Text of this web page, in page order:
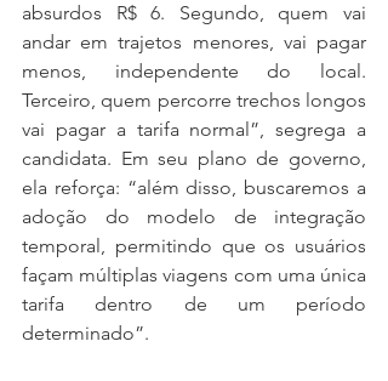
absurdos R$ 6. Segundo, quem vai
andar em trajetos menores, vai pagar
menos, independente do local.
Terceiro, quem percorre trechos longos
vai pagar a tarifa normal”, segrega a
candidata. Em seu plano de governo,
ela reforça: “além disso, buscaremos a
adoção do modelo de integração
temporal, permitindo que os usuários
façam múltiplas viagens com uma única
tarifa dentro de um período
determinado”.